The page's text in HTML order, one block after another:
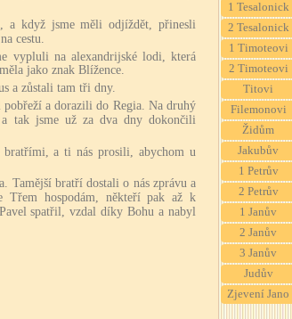
a když jsme měli odjíždět, přinesli
cestu.
vypluli na alexandrijské lodi, která
jako znak Blížence.
a zůstali tam tři dny.
a dorazili do Regia. Na druhý
tak jsme už za dva dny dokončili
bratřími, a ti nás prosili, abychom u
Tamější bratří dostali o nás zprávu a
Třem hospodám, někteří pak až k
spatřil, vzdal díky Bohu a nabyl
1 Tesalonick
2 Tesalonick
1 Timoteovi
2 Timoteovi
Titovi
Filemonovi
Židům
Jakubův
1 Petrův
2 Petrův
1 Janův
2 Janův
3 Janův
Judův
Zjevení Jano